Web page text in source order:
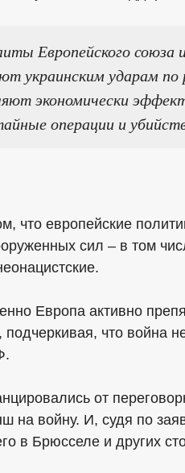
Европейского союза
украинским ударам по
экономически
операции и
что европейские
сил – в том
Европа активно
подчеркивая, что война
от
на войну. И, судя по
в Брюсселе и других